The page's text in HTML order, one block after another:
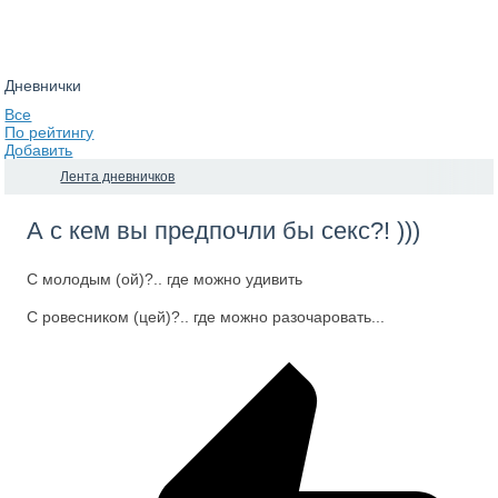
Дневнички
Все
По рейтингу
Добавить
Лента дневничков
А с кем вы предпочли бы секс?! )))
С молодым (ой)?.. где можно удивить
С ровесником (цей)?.. где можно разочаровать...